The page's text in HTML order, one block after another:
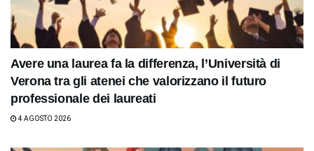
Avere una laurea fa la differenza, l’Università di
Verona tra gli atenei che valorizzano il futuro
professionale dei laureati
4 AGOSTO 2026